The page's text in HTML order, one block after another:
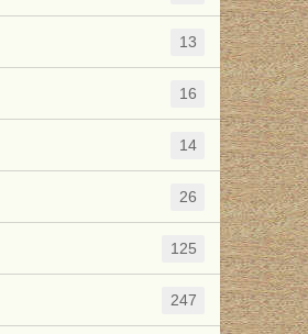
13
16
14
26
125
247